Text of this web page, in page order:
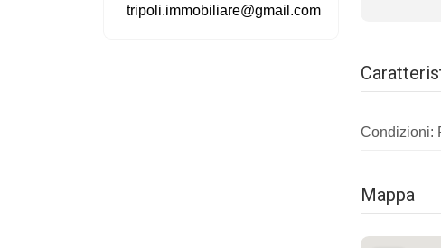
Condizioni:
Mappa
tripoli.immobiliare@gmail.com